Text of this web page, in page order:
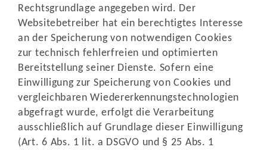
Rechtsgrundlage angegeben wird. Der
Websitebetreiber hat ein berechtigtes Interesse
an der Speicherung von notwendigen Cookies
zur technisch fehlerfreien und optimierten
Bereitstellung seiner Dienste. Sofern eine
Einwilligung zur Speicherung von Cookies und
vergleichbaren Wiedererkennungstechnologien
abgefragt wurde, erfolgt die Verarbeitung
ausschließlich auf Grundlage dieser Einwilligung
(Art. 6 Abs. 1 lit. a DSGVO und § 25 Abs. 1